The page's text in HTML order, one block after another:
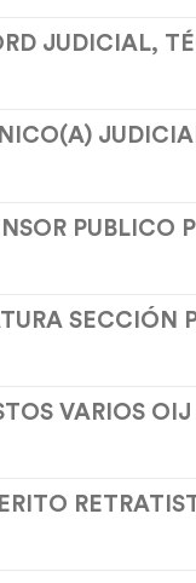
JUDICIAL,
PUBLICO
SECCIÓN
VARIOS